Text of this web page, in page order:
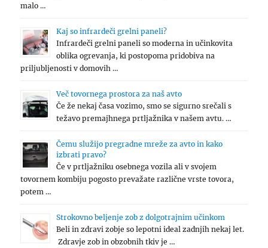
malo …
Kaj so infrardeči grelni paneli?
Infrardeči grelni paneli so moderna in učinkovita
oblika ogrevanja, ki postopoma pridobiva na
priljubljenosti v domovih …
Več tovornega prostora za naš avto
Če že nekaj časa vozimo, smo se sigurno srečali s
težavo premajhnega prtljažnika v našem avtu. …
Čemu služijo pregradne mreže za avto in kako
izbrati pravo?
Če v prtljažniku osebnega vozila ali v svojem
tovornem kombiju pogosto prevažate različne vrste tovora,
potem …
Strokovno beljenje zob z dolgotrajnim učinkom
Beli in zdravi zobje so lepotni ideal zadnjih nekaj let.
Zdravje zob in obzobnih tkiv je …